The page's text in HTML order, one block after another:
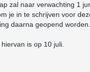
zal naar verwachting 1
je in te schrijven voor
daarna geopend
is op 10 juli.